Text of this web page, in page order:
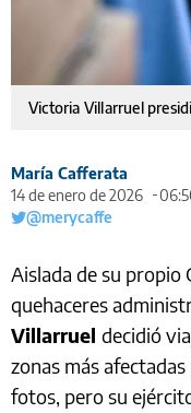
Victoria Villarruel
María Cafferata
14 de enero de 2026
@merycaffe
Aislada de su propio
quehaceres
Villarruel decidió
zonas más
fotos, pero su